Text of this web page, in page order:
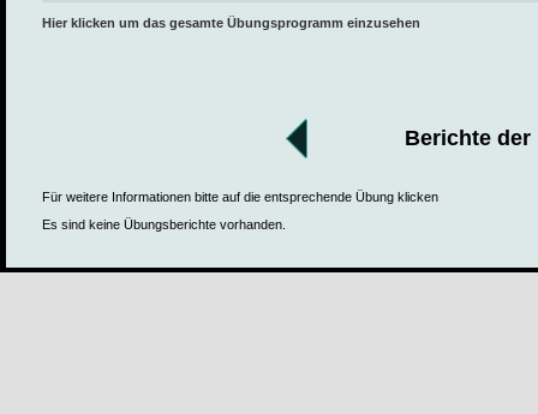
Hier klicken um das gesamte Übungsprogramm einzusehen
Berichte der
Für weitere Informationen bitte auf die entsprechende Übung klicken
Es sind keine Übungsberichte vorhanden.